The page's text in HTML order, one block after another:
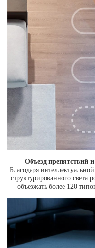
Объезд препятствий
Благодаря
структурированного света
объезжать более 120